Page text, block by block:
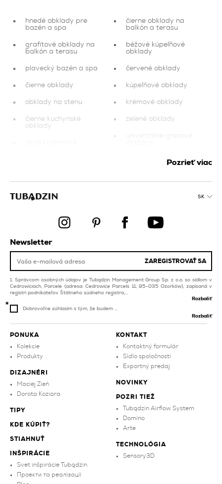
hnedé obklady pre
bazén a spa
grafitové obklady na
balkón a terasu
plavecký bazén a spa
čierne obklady
obklady na stenu
čierne kuchynské
obklady
obývacej izby a spálne
bazén a spa
bazén a spa
čierne obklady na
balkón a terasu
béžové kúpeľňové
obklady
červené obklady
kúpeľňové obklady
krémové obklady
zelené obklady
univerzálne gresové
dokončovacie prvky
oranžové obklady do
obývacej izby a spálne
zelené obklady na
balkón a terasu
Pozrieť viac
SK
PONUKA
Kolekcie
Produkty
DIZAJNÉRI
Maciej Zień
Dorota Koziara
TIPY
KDE KÚPIŤ?
STIAHNUŤ
INŠPIRÁCIE
Svet inšpirácie Tubądzin
Проекти та реалізації
KONTAKT
Kontaktný formulár
Sídlo spoločnosti
Exportný predaj
NOVINKY
POZRI TIEŽ
Tubądzin Airflow System
Domino
Arte
TECHNOLÓGIA
Sensory3D
Newsletter
ZAREGISTROVAŤ SA
Správcom osobných údajov je Tubądzin Management Group Sp. z o.o. so sídlom v
Cedrowiciach, Parcele (adresa: Cedrowice Parcels 11, 95-035 Ozorków), zapísaná v
registri podnikateľov Štátneho súdneho registra,...
Rozbaliť
Dobrovoľne súhlasím s tým, že budem ...
Rozbaliť